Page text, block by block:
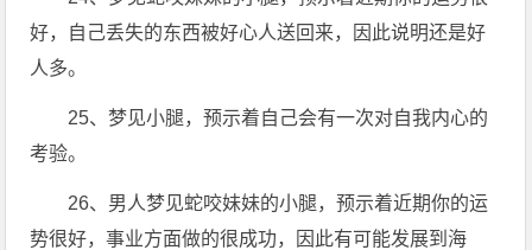
好，自己丢失的东西被好心人送回来，因此说明还是好
人多。
25、梦见小腿，预示着自己会有一次对自我内心的
考验。
26、男人梦见蛇咬妹妹的小腿，预示着近期你的运
势很好，事业方面做的很成功，因此有可能发展到海